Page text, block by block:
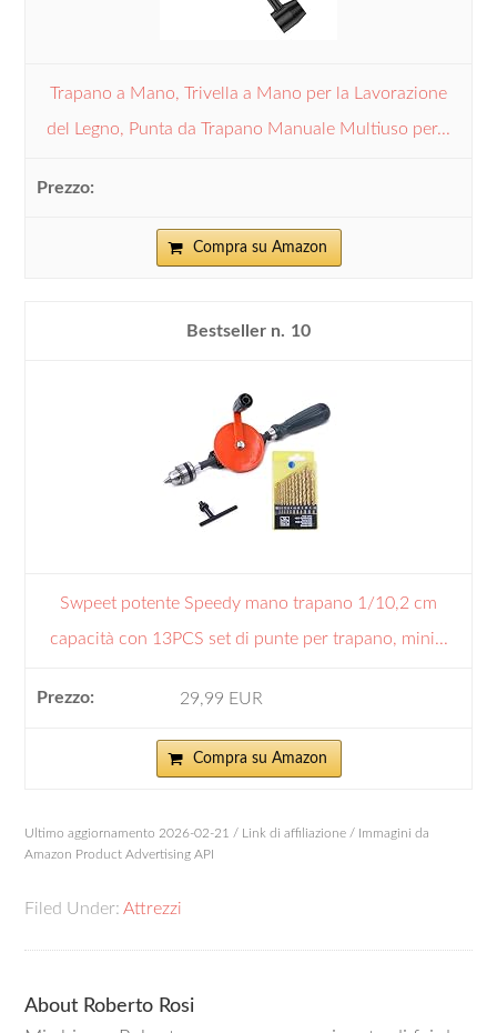
Trapano a Mano, Trivella a Mano per la Lavorazione
del Legno, Punta da Trapano Manuale Multiuso per...
Compra su Amazon
10
Swpeet potente Speedy mano trapano 1/10,2 cm
capacità con 13PCS set di punte per trapano, mini...
29,99 EUR
Compra su Amazon
Ultimo aggiornamento 2026-02-21 / Link di affiliazione / Immagini da
Amazon Product Advertising API
Filed Under:Attrezzi
About Roberto Rosi